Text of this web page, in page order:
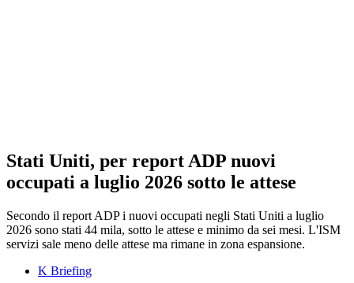
Stati Uniti, per report ADP nuovi
occupati a luglio 2026 sotto le attese
Secondo il report ADP i nuovi occupati negli Stati Uniti a luglio
2026 sono stati 44 mila, sotto le attese e minimo da sei mesi. L'ISM
servizi sale meno delle attese ma rimane in zona espansione.
K Briefing